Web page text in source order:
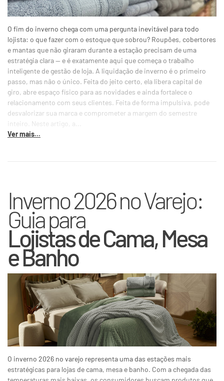
O fim do inverno chega com uma pergunta inevitável para todo
lojista: o que fazer com o estoque que sobrou? Roupões, cobertores
e mantas que não giraram durante a estação precisam de uma
estratégia clara — e é exatamente aqui que começa o trabalho
inteligente de gestão de loja. A liquidação de inverno é o primeiro
passo, mas não o único. Feita do jeito certo, ela libera capital de
giro, abre espaço físico para as novidades e ainda fortalece o
relacionamento com seus clientes. Feita de forma impulsiva, pode
desvalorizar sua marca e comprometer a margem do semestre
inteiro. Neste artigo, a...
Ver mais...
Inverno 2026 no Varejo:
Guia para
Lojistas de Cama, Mesa
e Banho
O inverno 2026 no varejo representa uma das estações mais
estratégicas para lojas de cama, mesa e banho. Com a chegada das